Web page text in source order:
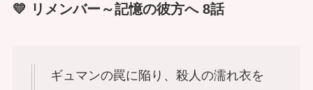
💛 リメンバー～記憶の彼方へ 8話
ギュマンの罠に陥り、殺人の濡れ衣を